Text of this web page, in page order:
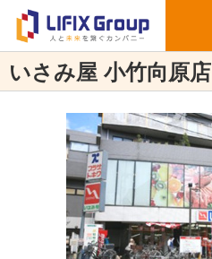
いさみ屋 小竹向原店